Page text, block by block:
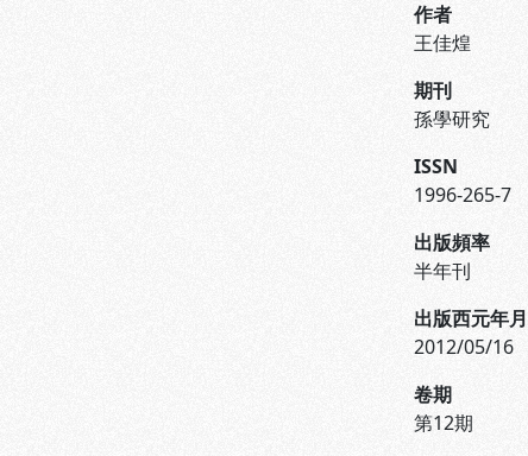
作者
王佳煌
期刊
孫學研究
ISSN
1996-265-7
出版頻率
半年刊
出版西元年
2012/05/16
卷期
第12期